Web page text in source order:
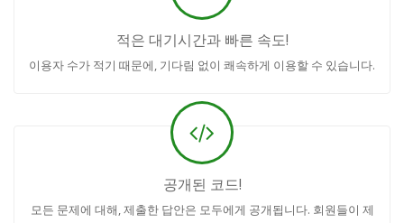
적은 대기시간과 빠른 속도!
이용자 수가 적기 때문에, 기다림 없이 쾌속하게 이용할 수 있습니다.
공개된 코드!
모든 문제에 대해, 제출한 답안은 모두에게 공개됩니다. 회원들이 제